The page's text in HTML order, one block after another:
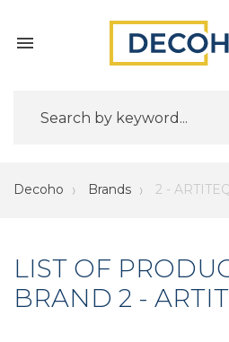

Decoho Brands 2 -
LIST OF
BRAND 2 -